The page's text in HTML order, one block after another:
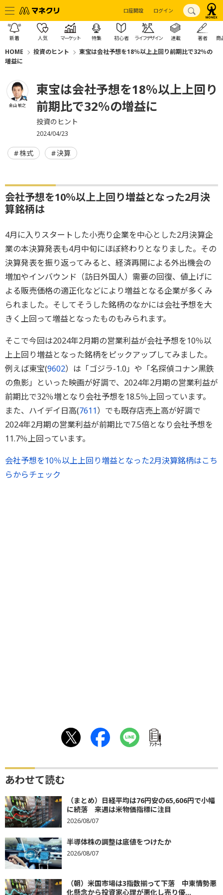
口座開設 ログイン
新着 人気 マーケット 特集 初心者 ライフデザイン 連載 著者 商
HOME 投資のヒント
東宝は会社予想を18％以上上回り前期比で32％の
増益に
金山 敏之
東宝は会社予想を18％以上上回り
前期比で32％の増益に
投資のヒント
2024/04/23
株式 決算
会社予想を10％以上上回り増益となった2月決
算銘柄は
4月に入りスタートした小売り企業を中心とした2月決算企
業の本決算発表も4月中旬にほぼ終わりとなりました。その
決算発表を振り返ってみると、経済再開による外出機会の
増加やインバウンド（訪日外国人）需要の回復、値上げに
よる販売価格の適正化などにより増益となる企業が多くみ
られました。そしてそうした銘柄のなかには会社予想を大
きく上回って増益となったものもみられます。
そこで今回は2024年2月期の営業利益が会社予想を10％以
上上回り増益となった銘柄をピックアップしてみました。
例えば東宝(9602）は「ゴジラ-1.0」や「名探偵コナン黒鉄
の魚影」といった映画が好調で、2024年2月期の営業利益が
前期比で32％増となり会社予想を18.5％上回っています。
また、ハイデイ日高(7611）でも既存店売上高が好調で
2024年2月期の営業利益が前期比で7.5倍となり会社予想を
11.7％上回っています。
会社予想を10％以上上回り増益となった2月決算銘柄はこち
らからチェック
ｱﾝｹｰﾄ
あわせて読む
（まとめ）日経平均は76円安の65,606円で小幅
に続落 来週は米物価指標に注目
2026/08/07
半導体株の調整は底値をつけたか
2026/08/07
（朝）米国市場は3指数揃って下落 中東情勢悪
化懸念から投資家心理が悪化し売り優...